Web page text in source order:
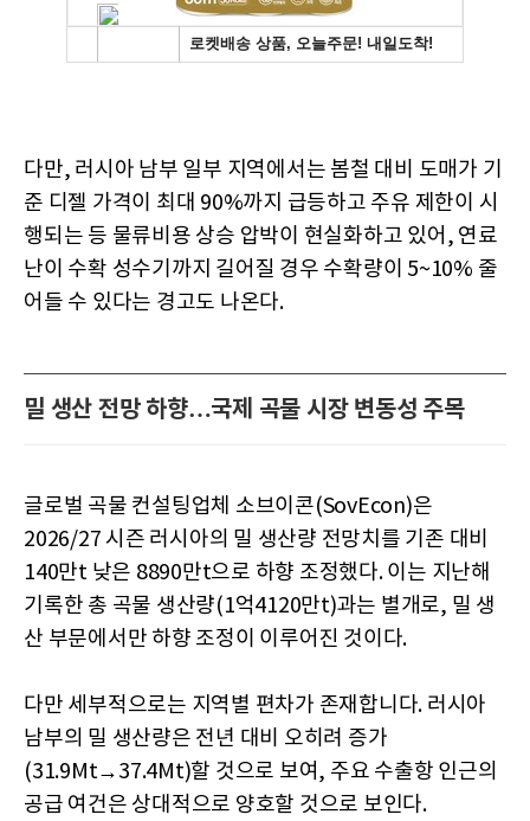
다만, 러시아 남부 일부 지역에서는 봄철 대비 도매가 기
준 디젤 가격이 최대 90%까지 급등하고 주유 제한이 시
행되는 등 물류비용 상승 압박이 현실화하고 있어, 연료
난이 수확 성수기까지 길어질 경우 수확량이 5~10% 줄
어들 수 있다는 경고도 나온다.
밀 생산 전망 하향…국제 곡물 시장 변동성 주목
글로벌 곡물 컨설팅업체 소브이콘(SovEcon)은
2026/27 시즌 러시아의 밀 생산량 전망치를 기존 대비
140만t 낮은 8890만t으로 하향 조정했다. 이는 지난해
기록한 총 곡물 생산량(1억4120만t)과는 별개로, 밀 생
산 부문에서만 하향 조정이 이루어진 것이다.
다만 세부적으로는 지역별 편차가 존재합니다. 러시아
남부의 밀 생산량은 전년 대비 오히려 증가
(31.9Mt→37.4Mt)할 것으로 보여, 주요 수출항 인근의
공급 여건은 상대적으로 양호할 것으로 보인다.